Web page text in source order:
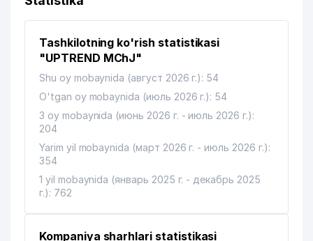
Tashkilotning ko'rish statistikasi
"UPTREND MChJ"
Shu oy mobaynida (август 2026 г.): 54
O'tgan oy mobaynida (июль 2026 г.): 54
3 oy mobaynida (июнь 2026 г. - июль 2026 г.):
204
Yarim yil mobaynida (март 2026 г. - июль 2026 г.):
354
1 yil mobaynida (январь 2025 г. - декабрь 2025
г.): 762
Kompaniya sharhlari statistikasi